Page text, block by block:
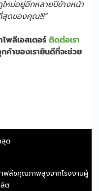
หม่อยู่อีกหลายปีข้างหน้า
สุดของคุณ!!!”
พลีเอสเตอร์ ติดต่อเรา
ค้าของเรายินดีที่จะช่วย
สุด
ฟลีซคุณภาพสูงจากโรงงานผู้
ต